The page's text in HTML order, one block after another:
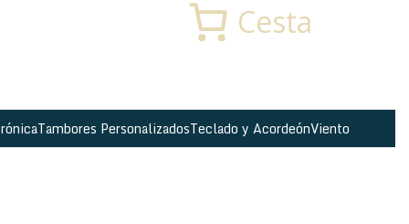
Cesta
Tambores PersonalizadosTeclado y AcordeónViento